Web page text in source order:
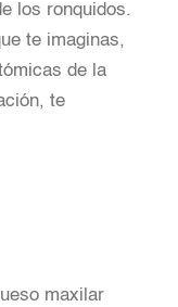
los ronquidos.
te imaginas,
de la
te
maxilar